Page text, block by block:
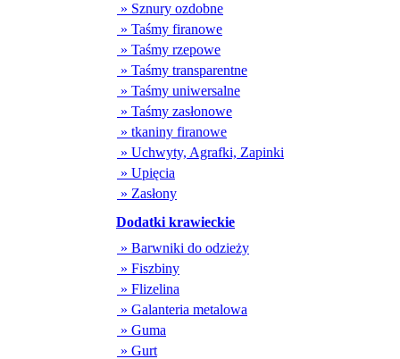
» Sznury ozdobne
» Taśmy firanowe
» Taśmy rzepowe
» Taśmy transparentne
» Taśmy uniwersalne
» Taśmy zasłonowe
» tkaniny firanowe
» Uchwyty, Agrafki, Zapinki
» Upięcia
» Zasłony
Dodatki krawieckie
» Barwniki do odzieży
» Fiszbiny
» Flizelina
» Galanteria metalowa
» Guma
» Gurt